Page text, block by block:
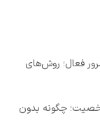
فعال؛ روش‌های
چگونه بدون